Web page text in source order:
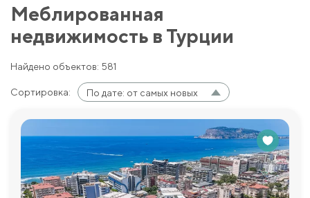
Меблированная
недвижимость в Турции
Найдено объектов: 581
Сортировка: По дате: от самых новых